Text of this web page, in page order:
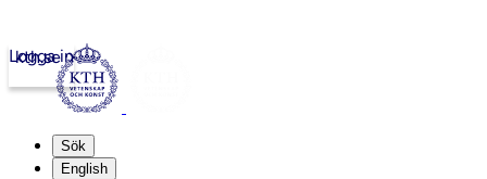
kth.se
Logga in
Sök
English